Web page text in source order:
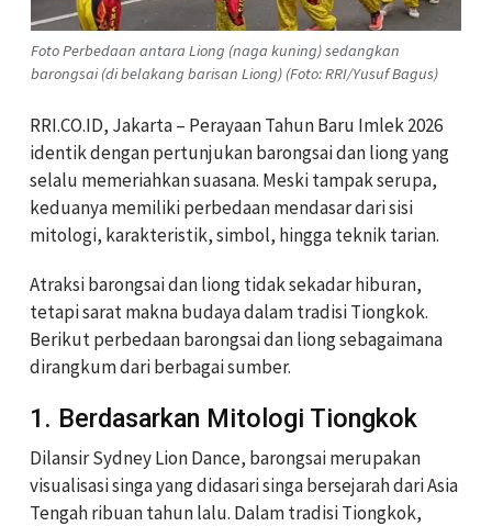
Foto Perbedaan antara Liong (naga kuning) sedangkan
barongsai (di belakang barisan Liong) (Foto: RRI/Yusuf Bagus)
RRI.CO.ID, Jakarta – Perayaan Tahun Baru Imlek 2026
identik dengan pertunjukan barongsai dan liong yang
selalu memeriahkan suasana. Meski tampak serupa,
keduanya memiliki perbedaan mendasar dari sisi
mitologi, karakteristik, simbol, hingga teknik tarian.
Atraksi barongsai dan liong tidak sekadar hiburan,
tetapi sarat makna budaya dalam tradisi Tiongkok.
Berikut perbedaan barongsai dan liong sebagaimana
dirangkum dari berbagai sumber.
1. Berdasarkan Mitologi Tiongkok
Dilansir Sydney Lion Dance, barongsai merupakan
visualisasi singa yang didasari singa bersejarah dari Asia
Tengah ribuan tahun lalu. Dalam tradisi Tiongkok,